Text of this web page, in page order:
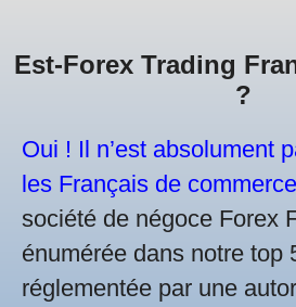
Est-Forex Trading
?
Oui ! Il n’est absolument
les Français de
société de négoce Forex
énumérée dans notre top
réglementée par une